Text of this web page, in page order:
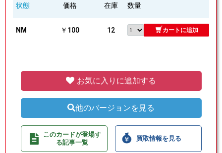
状態 価格 在庫 数量
NM ￥100 12 カートに追加
お気に入りに追加する
他のバージョンを見る
このカードが登場す
る記事一覧
買取情報を見る